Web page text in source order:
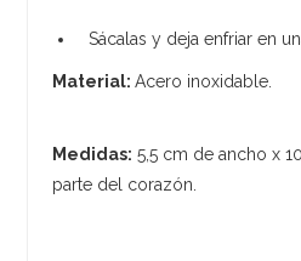
Sácalas y deja enfriar en
Material:Acero inoxidable.
Medidas: 5,5 cm de ancho x
parte del corazón.